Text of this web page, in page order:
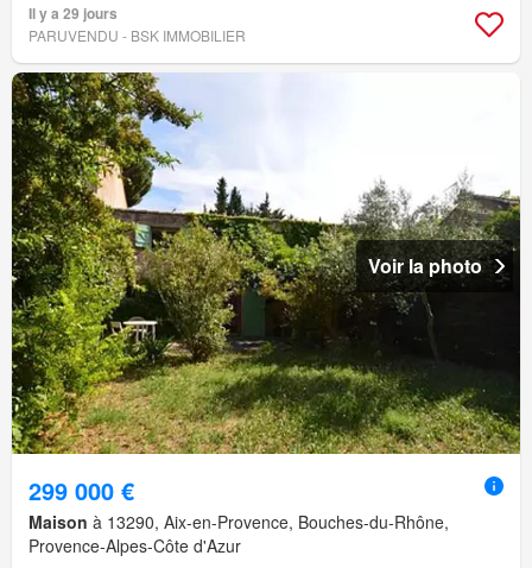
Il y a 29 jours
PARUVENDU - BSK IMMOBILIER
Voir la photo
299 000 €
Maison à 13290, Aix-en-Provence, Bouches-du-Rhône,
Provence-Alpes-Côte d'Azur